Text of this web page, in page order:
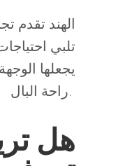
الهند تقدم
تلبي
يجعلها
راحة البال.
هل